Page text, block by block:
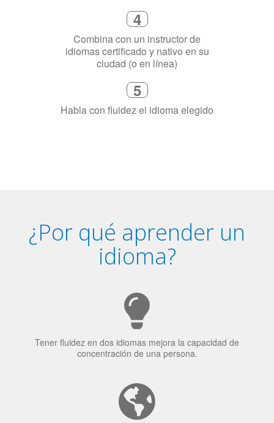
4
Combina con un instructor de
idiomas certificado y nativo en su
ciudad (o en línea)
5
Habla con fluidez el idioma elegido
¿Por qué aprender un
idioma?
Tener fluidez en dos idiomas mejora la capacidad de
concentración de una persona.